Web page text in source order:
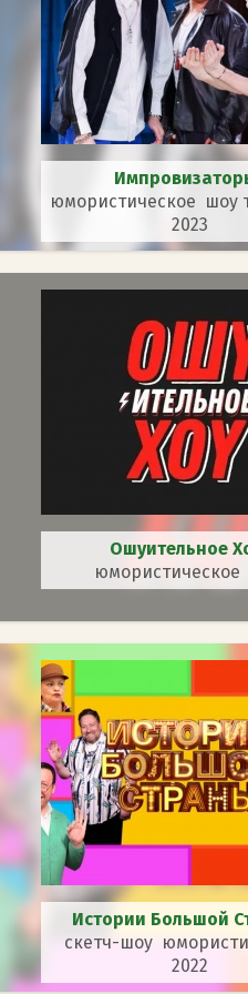
юмористическое шоу
2023
Ошуительное
юмористическое
Истории Большой
скетч-шоу
2022